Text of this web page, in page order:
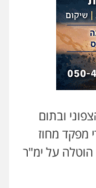
גבאי מנדלמן
מין
ובתום
מפקד מחוז
על ימ"ר